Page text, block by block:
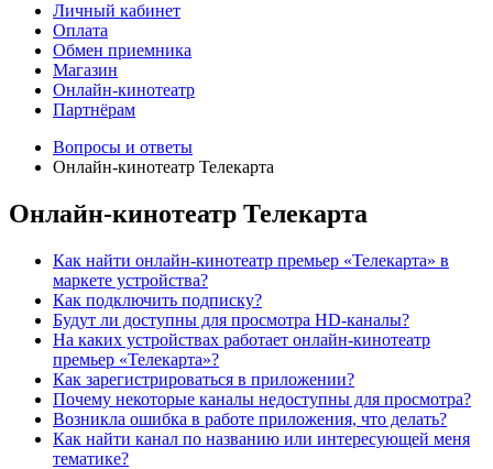
Личный кабинет
Оплата
Обмен приемника
Магазин
Онлайн-кинотеатр
Партнёрам
Вопросы и ответы
Онлайн-кинотеатр Телекарта
Онлайн-кинотеатр Телекарта
Как найти онлайн-кинотеатр премьер «Телекарта» в
маркете устройства?
Как подключить подписку?
Будут ли доступны для просмотра HD-каналы?
На каких устройствах работает онлайн-кинотеатр
премьер «Телекарта»?
Как зарегистрироваться в приложении?
Почему некоторые каналы недоступны для просмотра?
Возникла ошибка в работе приложения, что делать?
Как найти канал по названию или интересующей меня
тематике?